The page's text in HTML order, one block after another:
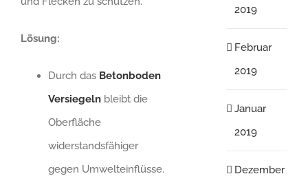
Lösung:
Durch das Betonboden
Versiegeln bleibt die
Oberfläche
widerstandsfähiger
gegen Umwelteinflüsse.
2019
Februar
2019
Januar
2019
Dezember